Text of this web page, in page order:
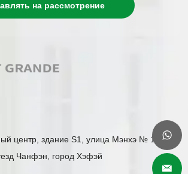
на рассмотрение
центр, здание S1, улица Мэнхэ № 1,
Чанфэн, город Хэфэй